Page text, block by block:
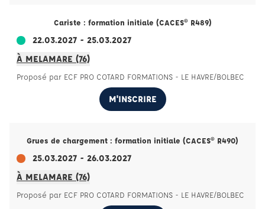
Cariste : formation initiale (CACES® R489)
22.03.2027 - 25.03.2027
À MELAMARE (76)
Proposé par ECF PRO COTARD FORMATIONS - LE HAVRE/BOLBEC
M'INSCRIRE
Grues de chargement : formation initiale (CACES® R490)
25.03.2027 - 26.03.2027
À MELAMARE (76)
Proposé par ECF PRO COTARD FORMATIONS - LE HAVRE/BOLBEC